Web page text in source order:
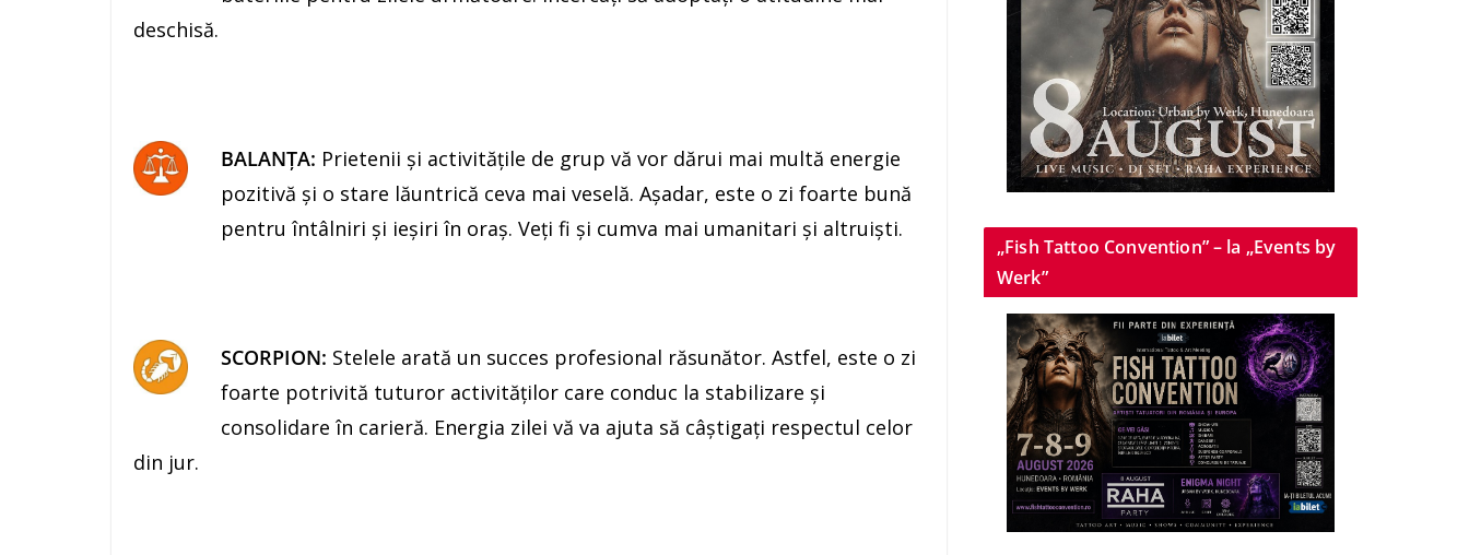
deschisă.
BALANŢA: Prietenii şi activităţile de grup vă vor dărui mai multă energie
pozitivă şi o stare lăuntrică ceva mai veselă. Aşadar, este o zi foarte bună
pentru întâlniri şi ieşiri în oraş. Veţi fi şi cumva mai umanitari şi altruişti.
SCORPION: Stelele arată un succes profesional răsunător. Astfel, este o zi
foarte potrivită tuturor activităţilor care conduc la stabilizare şi
consolidare în carieră. Energia zilei vă va ajuta să câştigaţi respectul celor
din jur.
„Fish Tattoo Convention” – la „Events by
Werk”